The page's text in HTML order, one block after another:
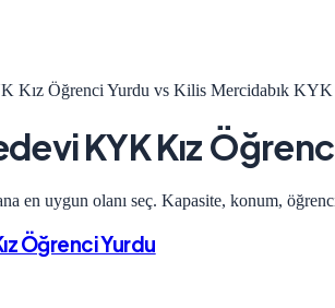
Kız Öğrenci Yurdu vs Kilis Mercidabık KYK
KYK Kız
en uygun olanı seç. Kapasite, konum,
Öğrenci Yurdu